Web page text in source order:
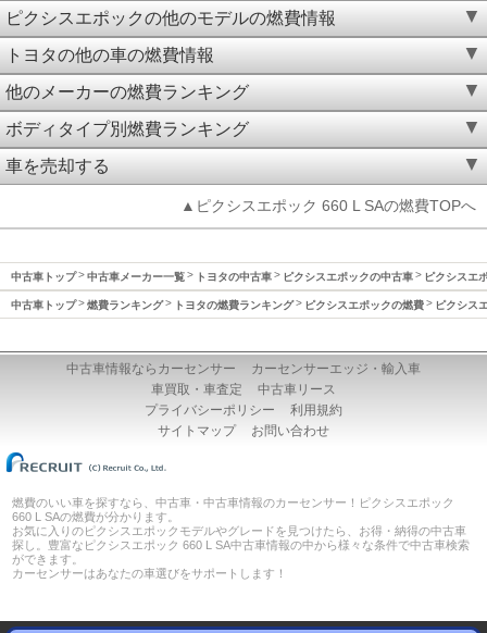
ピクシスエポックの他のモデルの燃費情報
トヨタの他の車の燃費情報
他のメーカーの燃費ランキング
ボディタイプ別燃費ランキング
車を売却する
▲ピクシスエポック 660 L SAの燃費TOPへ
中古車トップ 中古車メーカー一覧 トヨタの中古車 ピクシスエポックの中古車 ピクシスエ
中古車トップ 燃費ランキング トヨタの燃費ランキング ピクシスエポックの燃費 ピクシス
中古車情報ならカーセンサー
カーセンサーエッジ・輸入車
車買取・車査定
中古車リース
プライバシーポリシー
利用規約
サイトマップ
お問い合わせ
燃費のいい車を探すなら、中古車・中古車情報のカーセンサー！ピクシスエポック
660 L SAの燃費が分かります。
お気に入りのピクシスエポックモデルやグレードを見つけたら、お得・納得の中古車
探し。豊富なピクシスエポック 660 L SA中古車情報の中から様々な条件で中古車検索
ができます。
カーセンサーはあなたの車選びをサポートします！